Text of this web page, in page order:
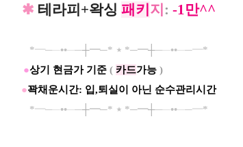
✱ 테라피+왁싱 패키 지 : -1만^^
*━──••──┼━─* ⋆ *─━┼──••──━*
●상기 현금가 기준 ( 카드가능 )ㅡㅡㅡㅡㅡ
●꽉채운시간: 입,퇴실이 아닌 순수관리시간
*━──••──┼━─* ⋆ *─━┼──••──━*